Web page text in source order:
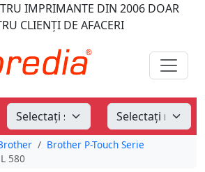
IMPRIMANTE DIN 2006DOAR
CLIENȚI DE AFACERI
Brother P-Touch Serie
580